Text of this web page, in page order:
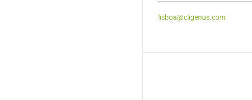
lisboa@cligenus.com